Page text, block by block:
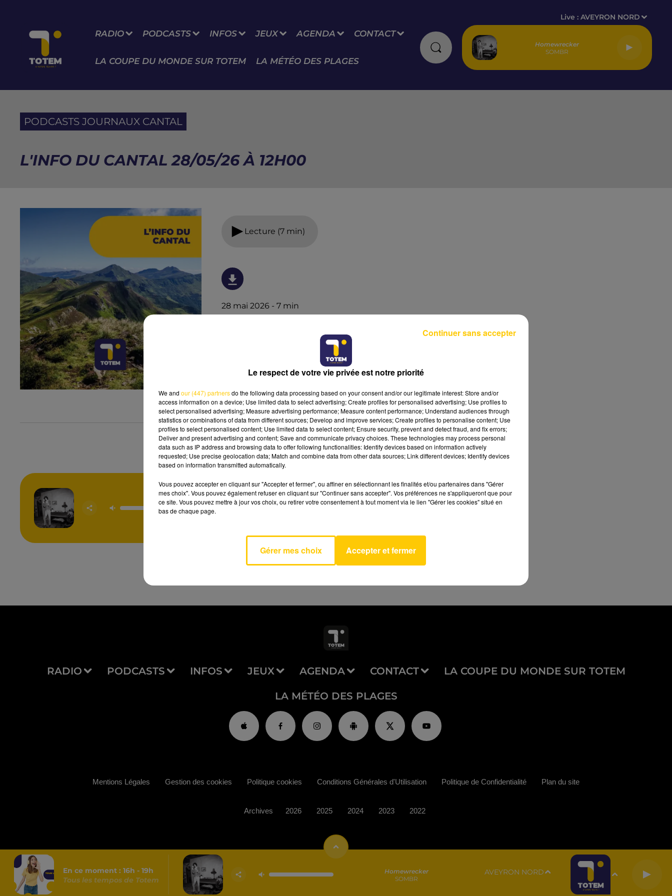
RADIO PODCASTS INFOS JEUX AGENDA CONTACT
LA COUPE DU MONDE SUR TOTEM LA MÉTÉO DES PLAGES
Live :AVEYRON NORD
Homewrecker
SOMBR
PODCASTS JOURNAUX CANTAL
L'INFO DU CANTAL 28/05/26 À 12H00
Lecture (7 min)
28 mai 2026 - 7 min
Ecoutez sur Totem l'information dans le Cantal, le pays
de Brioude et Issoire avec les reportages de nos
journalistes sur le terrain .
Homewrecker
SOMBR
AVEYRON NORD
RADIO PODCASTS INFOS JEUX AGENDA CONTACT LA COUPE DU MONDE SUR TOTEM
LA MÉTÉO DES PLAGES
En ce moment : 16h - 19h
Tous les tempos de Totem
Homewrecker
SOMBR
AVEYRON NORD
Mentions Légales Gestion des cookies Politique cookies Conditions Générales d'Utilisation Politique de Confidentialité Plan du site
Archives 2026 2025 2024 2023 2022
Le respect de votre vie privée est notre priorité
We and our (447) partnersdo the following data processing based on your consent and/or our legitimate interest: Store and/or
access information on a device; Use limited data to select advertising; Create profiles for personalised advertising; Use profiles to
select personalised advertising; Measure advertising performance; Measure content performance; Understand audiences through
statistics or combinations of data from different sources; Develop and improve services; Create profiles to personalise content; Use
profiles to select personalised content; Use limited data to select content; Ensure security, prevent and detect fraud, and fix errors;
Deliver and present advertising and content; Save and communicate privacy choices. These technologies may process personal
data such as IP address and browsing data to offer following functionalities: Identify devices based on information actively
requested; Use precise geolocation data; Match and combine data from other data sources; Link different devices; Identify devices
based on information transmitted automatically.
Vous pouvez accepter en cliquant sur "Accepter et fermer", ou affiner en sélectionnant les finalités et/ou partenaires dans "Gérer
mes choix". Vous pouvez également refuser en cliquant sur "Continuer sans accepter". Vos préférences ne s'appliqueront que pour
ce site. Vous pouvez mettre à jour vos choix, ou retirer votre consentement à tout moment via le lien "Gérer les cookies" situé en
bas de chaque page.
Gérer mes choix Accepter et fermer
Continuer sans accepter